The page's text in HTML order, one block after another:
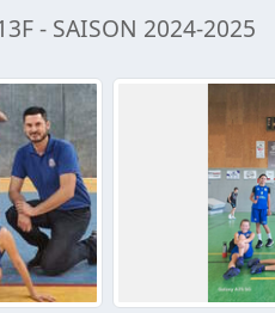
- SAISON 2024-2025